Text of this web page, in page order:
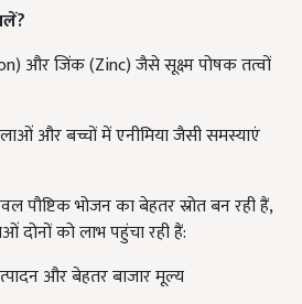
और जिंक (Zinc) जैसे सूक्ष्म पोषक तत्वों
और बच्चों में एनीमिया जैसी समस्याएं
भोजन का बेहतर स्रोत बन रही हैं,
दोनों को लाभ पहुंचा रही हैं:
और बेहतर बाजार मूल्य